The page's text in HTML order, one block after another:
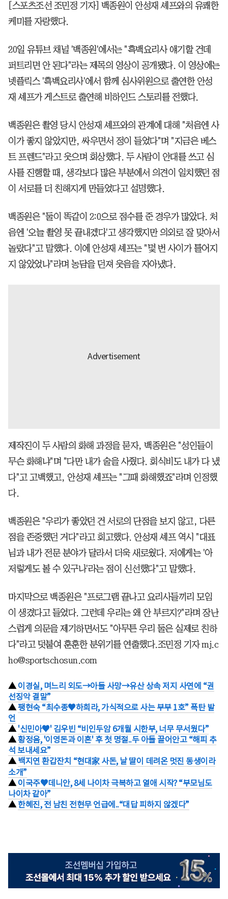
[스포츠조선 조민정 기자] 백종원이 안성재 셰프와의 유쾌한
케미를 자랑했다.
20일 유튜브 채널 '백종원'에서는 "흑백요리사 얘기할 건데
퍼트리면 안 된다"라는 제목의 영상이 공개됐다. 이 영상에는
넷플릭스 '흑백요리사'에서 함께 심사위원으로 출연한 안성
재 셰프가 게스트로 출연해 비하인드 스토리를 전했다.
백종원은 촬영 당시 안성재 셰프와의 관계에 대해 "처음엔 사
이가 좋지 않았지만, 싸우면서 정이 들었다"며 "지금은 베스
트 프렌드"라고 웃으며 회상했다. 두 사람이 안대를 쓰고 심
사를 진행할 때, 생각보다 많은 부분에서 의견이 일치했던 점
이 서로를 더 친해지게 만들었다고 설명했다.
백종원은 "둘이 똑같이 2:0으로 점수를 준 경우가 많았다. 처
음엔 '오늘 촬영 못 끝내겠다'고 생각했지만 의외로 잘 맞아서
놀랐다"고 말했다. 이에 안성재 셰프는 "몇 번 사이가 틀어지
지 않았었나"라며 농담을 던져 웃음을 자아냈다.
제작진이 두 사람의 화해 과정을 묻자, 백종원은 "성인들이
무슨 화해냐"며 "다만 내가 술을 사줬다. 회식비도 내가 다 냈
다"고 고백했고, 안성재 셰프는 "그때 화해했죠"라며 인정했
다.
백종원은 "우리가 좋았던 건 서로의 단점을 보지 않고, 다른
점을 존중했던 거다"라고 회고했다. 안성재 셰프 역시 "대표
님과 내가 전문 분야가 달라서 더욱 새로웠다. 저에게는 '아
저렇게도 볼 수 있구나'라는 점이 신선했다"고 말했다.
마지막으로 백종원은 "프로그램 끝나고 요리사들끼리 모임
이 생겼다고 들었다. 그런데 우리는 왜 안 부르지?"라며 장난
스럽게 의문을 제기하면서도 "아무튼 우리 둘은 실제로 친하
다"라고 덧붙여 훈훈한 분위기를 연출했다.조민정 기자 mj.c
ho@sportschosun.com
▲ 이경실, 며느리 외도→아들 사망→유산 상속 저지 사연에 “권
선징악 결말”
▲팽현숙 “최수종♥하희라, 가식적으로 사는 부부 1호” 폭탄 발
언
▲ '신민아♥' 김우빈 “비인두암 6개월 시한부, 너무 무서웠다”
▲황정음, '이영돈과 이혼' 후 첫 명절..두 아들 끌어안고 “해피 추
석 보내세요”
▲ 백지연 환갑잔치 “현대家 사돈, 날 딸이 데려온 멋진 동생이라
소개”
▲ 이국주♥데니안, 8세 나이차 극복하고 열애 시작? “부모님도
나이차 같아”
▲한혜진, 전 남친 전현무 언급에..“대답 피하지 않겠다”